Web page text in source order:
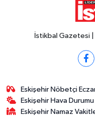
İstikbal Gazetesi |
Eskişehir Nöbetçi
Eskişehir Hava Durumu
Eskişehir Namaz